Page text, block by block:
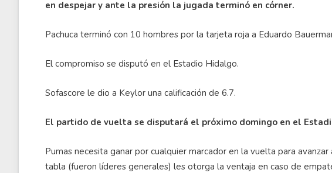
en despejar y ante la presión la jugada terminó en córner.
Pachuca terminó con 10 hombres por la tarjeta roja a Eduardo
El compromiso se disputó en el Estadio Hidalgo.
Sofascore le dio a Keylor una calificación de 6.7.
El partido de vuelta se disputará el próximo domingo en el
Pumas necesita ganar por cualquier marcador en la vuelta para
tabla (fueron líderes generales) les otorga la ventaja en caso de